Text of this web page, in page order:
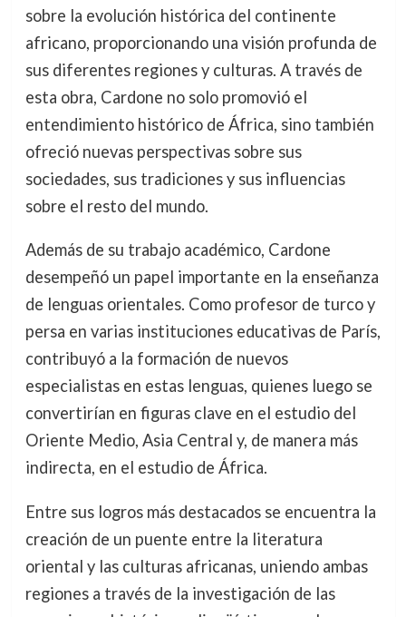
sobre la evolución histórica del continente
africano, proporcionando una visión profunda de
sus diferentes regiones y culturas. A través de
esta obra, Cardone no solo promovió el
entendimiento histórico de África, sino también
ofreció nuevas perspectivas sobre sus
sociedades, sus tradiciones y sus influencias
sobre el resto del mundo.
Además de su trabajo académico, Cardone
desempeñó un papel importante en la enseñanza
de lenguas orientales. Como profesor de turco y
persa en varias instituciones educativas de París,
contribuyó a la formación de nuevos
especialistas en estas lenguas, quienes luego se
convertirían en figuras clave en el estudio del
Oriente Medio, Asia Central y, de manera más
indirecta, en el estudio de África.
Entre sus logros más destacados se encuentra la
creación de un puente entre la literatura
oriental y las culturas africanas, uniendo ambas
regiones a través de la investigación de las